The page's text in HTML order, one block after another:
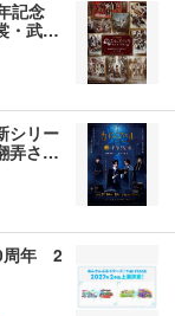
記念
・武…
シリー
弄さ…
周年 2